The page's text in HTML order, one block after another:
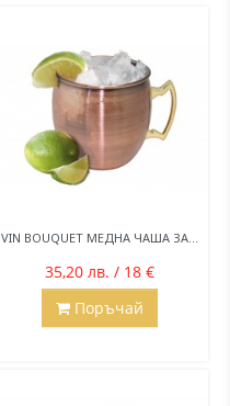
VIN BOUQUET МЕДНА ЧАША ЗА...
35,20 лв. / 18 €
Поръчай